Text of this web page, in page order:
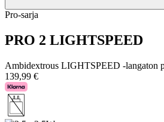
Pro-sarja
PRO 2 LIGHTSPEED
Ambidextrous LIGHTSPEED -langaton
139,99 €